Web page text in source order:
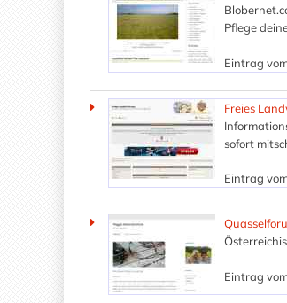
Pflege
Eintrag
Freies
sofort
Eintrag
Eintrag